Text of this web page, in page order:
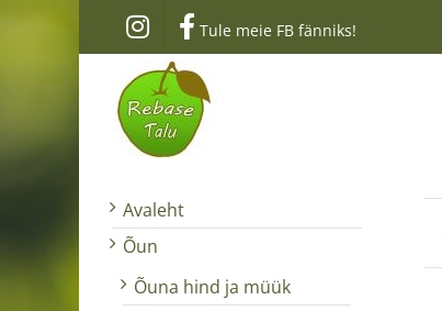
Tule meie FB fänniks!
Avaleht
Õun
Õuna hind ja müük